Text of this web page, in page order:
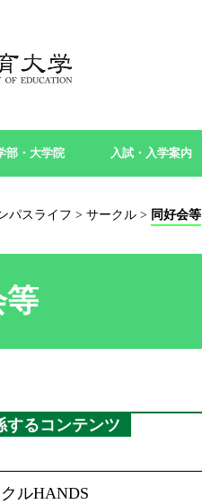
部・大学院 入試・入学案内
パスライフ > サークル > 同好会等
等
するコンテンツ
ルHANDS